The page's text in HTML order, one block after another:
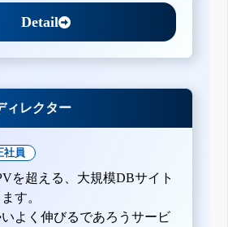
Detail
ィレクター
社員
を超える、大規模DBサイト
す。
よく伸びるであろうサービ